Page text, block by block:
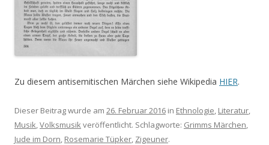
Zu diesem antisemitischen Märchen siehe Wikipedia HIER.
Dieser Beitrag wurde am 26. Februar 2016 in Ethnologie, Literatur,
Musik,Volksmusikveröffentlicht. Schlagworte: Grimms Märchen,
Jude im Dorn, Rosemarie Tüpker, Zigeuner.